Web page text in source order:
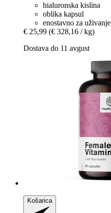
hialuronska kislina
oblika kapsul
enostavno za uživanje
€ 25,99 (€ 328,16 / kg)
Dostava do 11 avgust
Košarica